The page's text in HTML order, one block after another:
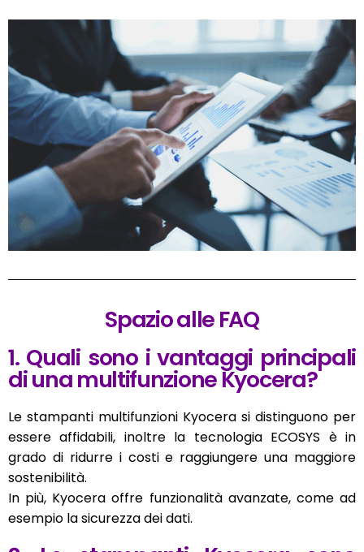
Spazio alle FAQ
1. Quali sono i vantaggi principali
di una multifunzione Kyocera?
Le stampanti multifunzioni Kyocera si distinguono per
essere affidabili, inoltre la tecnologia ECOSYS è in
grado di ridurre i costi e raggiungere una maggiore
sostenibilità.
In più, Kyocera offre funzionalità avanzate, come ad
esempio la sicurezza dei dati.